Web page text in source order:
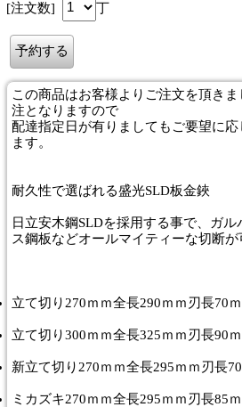
[注文数]
丁
この商品はお客様よりご注文を頂き
注となりますので
配達指定日が有りましてもご要望に
ます。
耐久性で選ばれる盛光SLD板金鋏
日立安木鋼SLDを採用する事で、ガ
ス鋼板などオールマイティーな切断が
立て切り270ｍｍ全長290ｍｍ刃長70
立て切り300ｍｍ全長325ｍｍ刃長90
新立て切り270ｍｍ全長295ｍｍ刃長
ミカズキ270ｍｍ全長295ｍｍ刃長85